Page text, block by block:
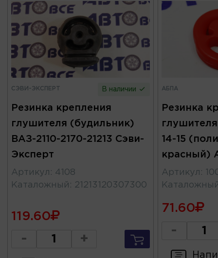
СЭВИ-ЭКСПЕРТ В наличии
Резинка крепления
глушителя (будильник)
ВАЗ-2110-2170-21213 Сэви-
Эксперт
Артикул : 4108
Каталожный : 21213120307300
119.60
- +
АБПА
Резинка
14-15
красный)
Артикул :
71.60
-